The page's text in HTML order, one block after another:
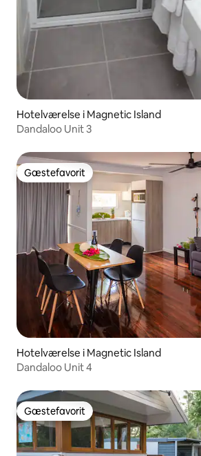
Hotelværelse i Magnetic Island
Dandaloo Unit 3
Gæstefavorit
Gæstefavorit
Hotelværelse i Magnetic Island
Dandaloo Unit 4
Gæstefavorit
Gæstefavorit